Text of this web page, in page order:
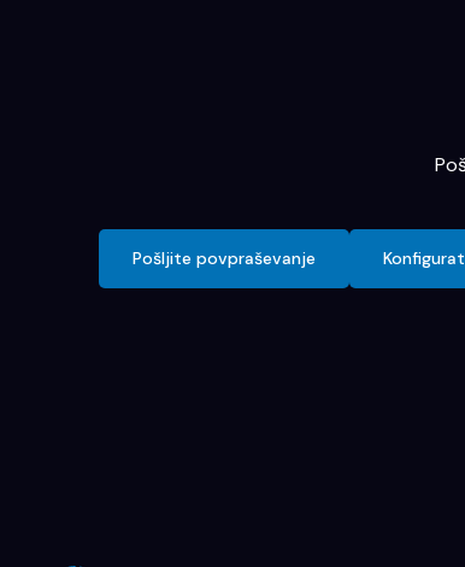
Pošljite povpraševanje